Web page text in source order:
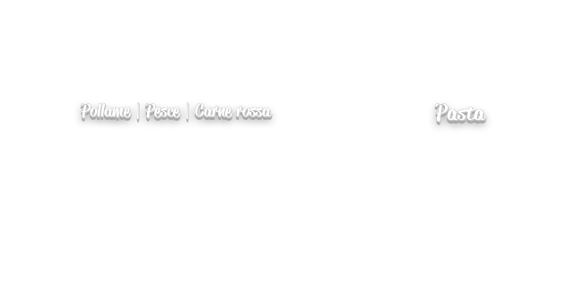
Pollame | Pesce | Carne rossa Pasta